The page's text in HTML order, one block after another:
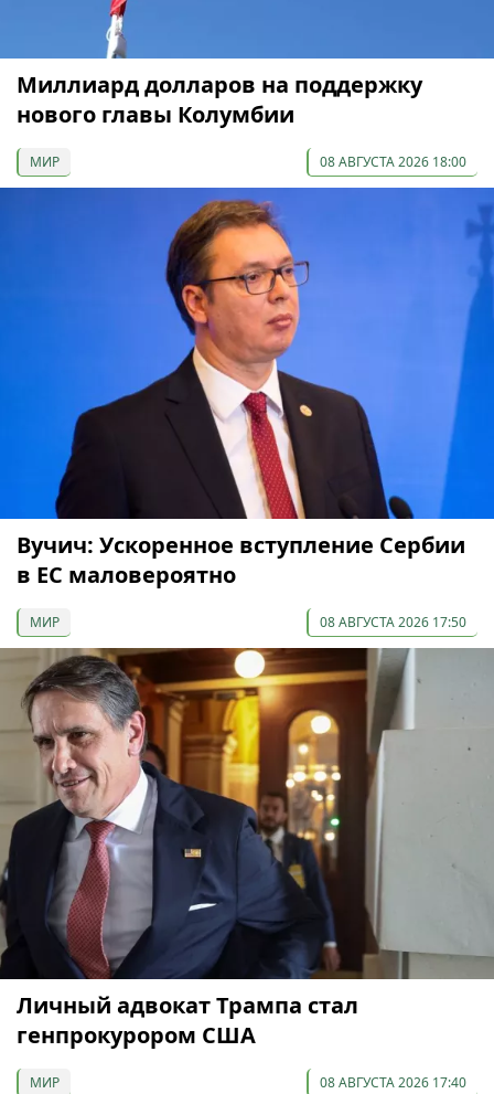
Миллиард долларов на поддержку
нового главы Колумбии
МИР 08 АВГУСТА 2026 18:00
Вучич: Ускоренное вступление Сербии
в ЕС маловероятно
МИР 08 АВГУСТА 2026 17:50
Личный адвокат Трампа стал
генпрокурором США
МИР 08 АВГУСТА 2026 17:40